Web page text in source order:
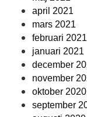
april 2021
mars 2021
februari 2021
januari 2021
december
november
oktober 2020
september